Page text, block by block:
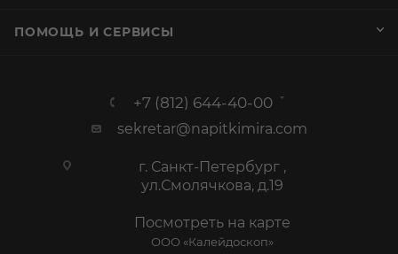
ПОМОЩЬ И СЕРВИСЫ
+7 (812) 644-40-00
sekretar@napitkimira.com
г. Санкт-Петербург ,
ул.Смолячкова, д.19
Посмотреть на карте
ООО «Калейдоскоп»